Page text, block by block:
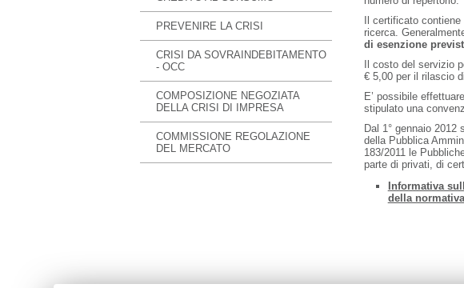
PREVENIRE LA CRISI
CRISI DA SOVRAINDEBITAMENTO
- OCC
COMPOSIZIONE NEGOZIATA
DELLA CRISI DI IMPRESA
COMMISSIONE REGOLAZIONE
DEL MERCATO
Il certificato contiene
ricerca.
di esenzione
Il costo del servizio
€ 5,00 per il rilascio
E’ possibile
stipulato una
Dal 1° gennaio
della Pubblica
183/2011 le
parte di privati, di
Informativa
della